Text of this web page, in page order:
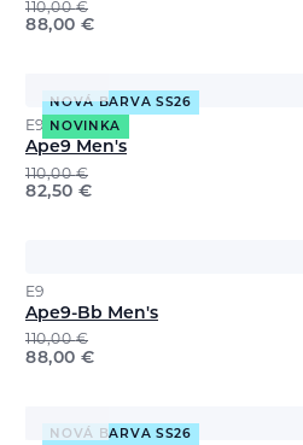
110,00€
88,00 €
NOVÁ BARVA SS26
NOVINKA
E9
Ape9 Men's
110,00€
82,50 €
E9
Ape9-Bb Men's
110,00€
88,00 €
NOVÁ BARVA SS26